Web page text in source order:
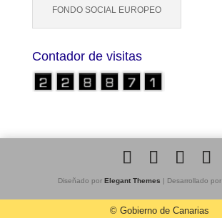
FONDO SOCIAL EUROPEO
Contador de visitas
Diseñado por Elegant Themes | Desarrollado por
© Gobierno de Canarias